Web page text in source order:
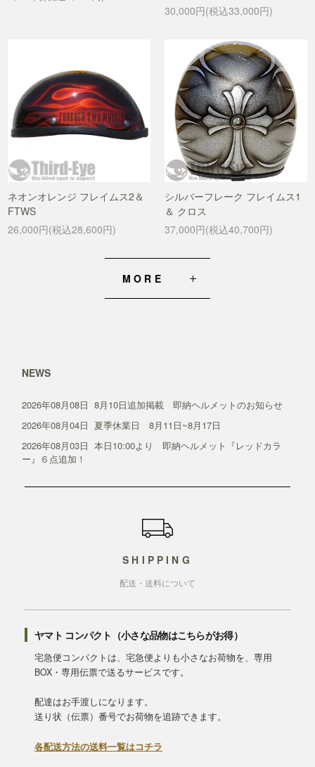
30,000円(税込33,000円)
ネオンオレンジ フレイムス2＆
FTWS
26,000円(税込28,600円)
シルバーフレーク フレイムス1
＆ クロス
37,000円(税込40,700円)
MORE
NEWS
2026年08月08日8月10日追加掲載 即納ヘルメットのお知らせ
2026年08月04日 夏季休業日 8月11日~8月17日
2026年08月03日本日10:00より 即納ヘルメット『レッドカラ
ー』６点追加！
SHIPPING
配送・送料について
ヤマト コンパクト（小さな品物はこちらがお得）
宅急便コンパクトは、宅急便よりも小さなお荷物を、専用
BOX・専用伝票で送るサービスです。
配達はお手渡しになります。
送り状（伝票）番号でお荷物を追跡できます。
各配送方法の送料一覧はコチラ